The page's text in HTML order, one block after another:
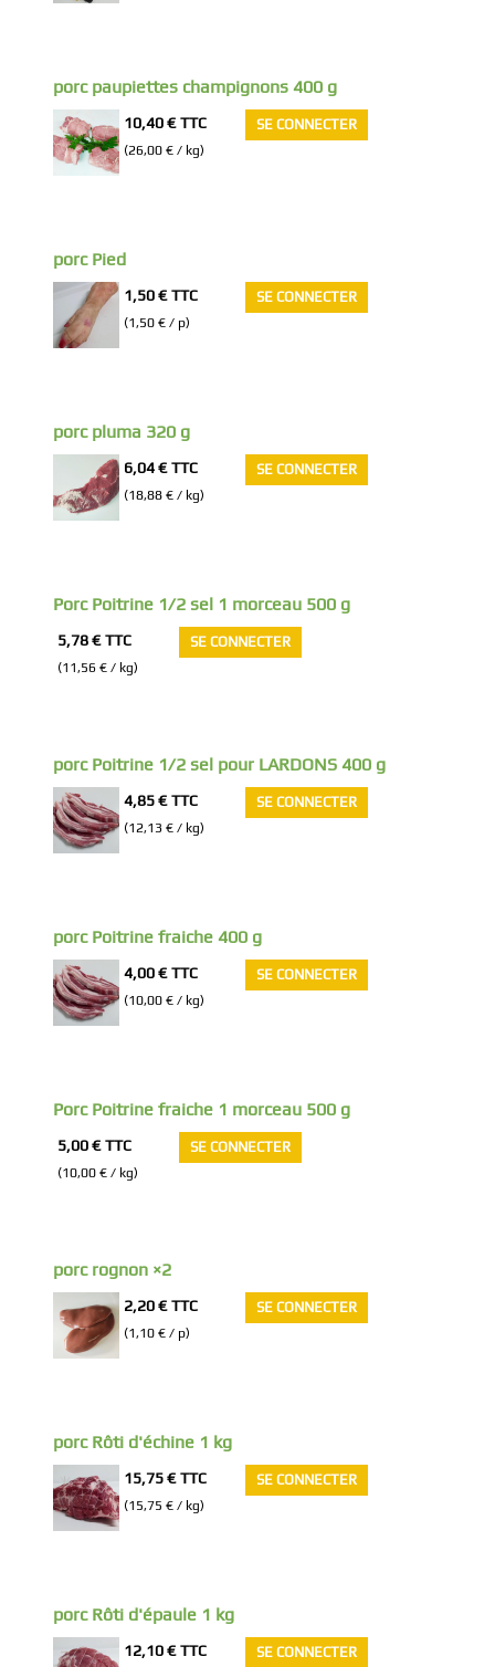
porc paupiettes champignons 400 g
10,40 € TTC
(26,00 € / kg)
SE CONNECTER
porc Pied
1,50 € TTC
(1,50 € / p)
SE CONNECTER
porc pluma 320 g
6,04 € TTC
(18,88 € / kg)
SE CONNECTER
Porc Poitrine 1/2 sel 1 morceau 500 g
5,78 € TTC
(11,56 € / kg)
SE CONNECTER
porc Poitrine 1/2 sel pour LARDONS 400 g
4,85 € TTC
(12,13 € / kg)
SE CONNECTER
porc Poitrine fraiche 400 g
4,00 € TTC
(10,00 € / kg)
SE CONNECTER
Porc Poitrine fraiche 1 morceau 500 g
5,00 € TTC
(10,00 € / kg)
SE CONNECTER
porc rognon ×2
2,20 € TTC
(1,10 € / p)
SE CONNECTER
porc Rôti d'échine 1 kg
15,75 € TTC
(15,75 € / kg)
SE CONNECTER
porc Rôti d'épaule 1 kg
12,10 € TTC SE CONNECTER